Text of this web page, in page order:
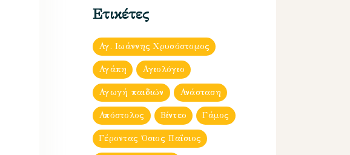
Ετικέτες
Αγ. Ιωάννης Χρυσόστομος
Αγάπη Αγιολόγιο
Αγωγή παιδιών Ανάσταση
Απόστολος Βίντεο Γάμος
Γέροντας Όσιος Παΐσιος